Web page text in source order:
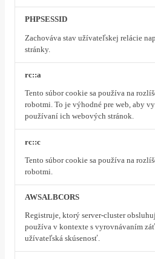
PHPSESSID
Zachováva stav užívateľskej relácie
stránky.
rc::a
Tento súbor cookie sa používa na
robotmi. To je výhodné pre web, aby
používaní ich webových stránok.
rc::c
Tento súbor cookie sa používa na
robotmi.
AWSALBCORS
Registruje, ktorý server-cluster
používa v kontexte s vyrovnávaním
užívateľská skúsenosť.